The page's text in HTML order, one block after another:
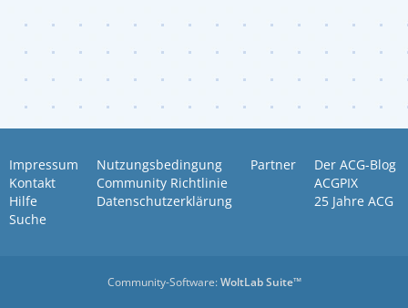
Impressum
Kontakt
Hilfe
Suche
Nutzungsbedingung
Community Richtlinie
Datenschutzerklärung
Partner
Der ACG-Blog
ACGPIX
25 Jahre ACG
Community-Software:WoltLab Suite™